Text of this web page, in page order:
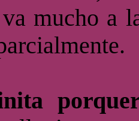
mucho a